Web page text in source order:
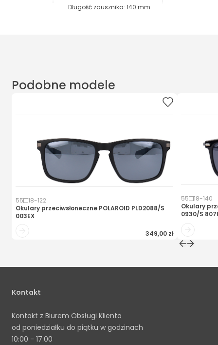
Długość zausznika: 140 mm
Podobne modele
55 18-122
Okulary przeciwsłoneczne POLAROID PLD2088/S
003EX
349,00 zł
55 18-140
Okulary
0930/S
Kontakt
Kontakt z Biurem Obsługi Klienta
od poniedziałku do piątku w godzinach
10:00 - 17:00